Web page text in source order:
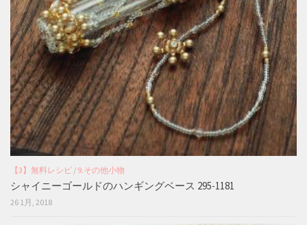
【3】無料レシピ / 9.その他小物
シャイニーゴールドのハンギングベース 295-1181
26 1月, 2018